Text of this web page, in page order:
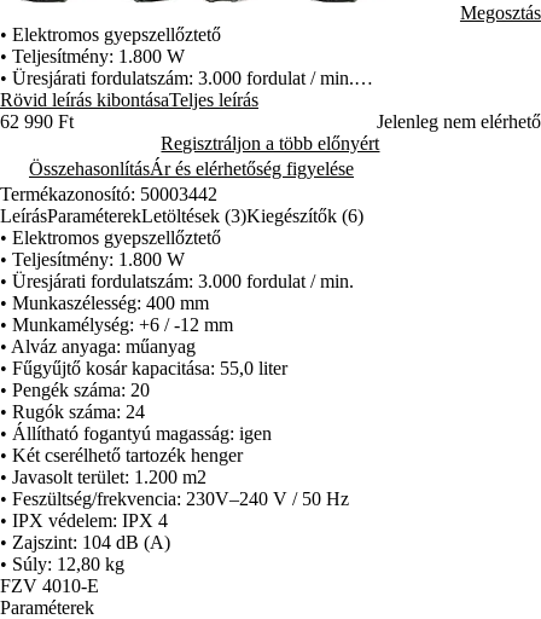
Megosztás
• Elektromos gyepszellőztető
• Teljesítmény: 1.800 W
• Üresjárati fordulatszám: 3.000 fordulat / min.
• Munkaszélesség: 400 mm
• Munkamélység: +6 / -12 mm
• Alváz anyaga: műanyag
• Fűgyűjtő kosár kapacitása: 55,0 liter
• Pengék száma: 20
• Rugók száma: 24
• Állítható fogantyú magasság: igen
• Két cserélhető tartozék henger
• Javasolt terület: 1.200 m2
• Feszültség/frekvencia: 230V–240 V / 50 Hz
• IPX védelem: IPX 4
• Zajszint: 104 dB (A)
• Súly: 12,80 kg
Rövid leírás kibontásaTeljes leírás
62 990 Ft
Jelenleg nem elérhető
Regisztráljon a több előnyért
ÖsszehasonlításÁr és elérhetőség figyelése
Termékazonosító: 50003442
LeírásParaméterekLetöltések (3)Kiegészítők (6)
• Elektromos gyepszellőztető
• Teljesítmény: 1.800 W
• Üresjárati fordulatszám: 3.000 fordulat / min.
• Munkaszélesség: 400 mm
• Munkamélység: +6 / -12 mm
• Alváz anyaga: műanyag
• Fűgyűjtő kosár kapacitása: 55,0 liter
• Pengék száma: 20
• Rugók száma: 24
• Állítható fogantyú magasság: igen
• Két cserélhető tartozék henger
• Javasolt terület: 1.200 m2
• Feszültség/frekvencia: 230V–240 V / 50 Hz
• IPX védelem: IPX 4
• Zajszint: 104 dB (A)
• Súly: 12,80 kg
FZV 4010-E
Paraméterek